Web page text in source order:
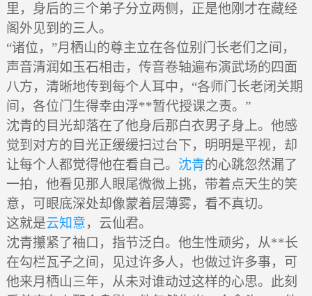
里，身后的三个弟子分立两侧，正是他刚才在藏经
阁外见到的三人。
“诸位，”月栖山的尊主立在各位别门长老们之间，
声音清润如玉石相击，传音卷轴遍布演武场的四面
八方，清晰地传到每个人耳中，“各师门长老闭关期
间，各位门生得幸由浮**暂代授课之责。”
沈青的目光却落在了他身后那白衣男子身上。他感
觉到对方的目光正缓缓扫过台下，明明是平视，却
让每个人都觉得他在看自己。 沈青的心跳忽然漏了
一拍，他看见那人眼尾微微上挑，带着点天生的笑
意，可眼底深处却像蒙着层薄雾，看不真切。
这就是云知意，云仙君。
沈青攥紧了袖口，指节泛白。他生性顽劣，从**长
在勾栏瓦子之间，见过许多人，也做过许多事，可
他来月栖山三年，从未对谁动过这样的心思。此刻